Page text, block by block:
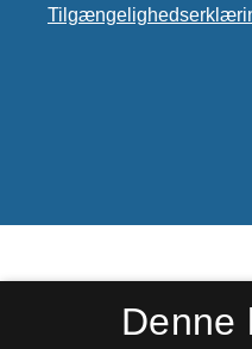
Denne